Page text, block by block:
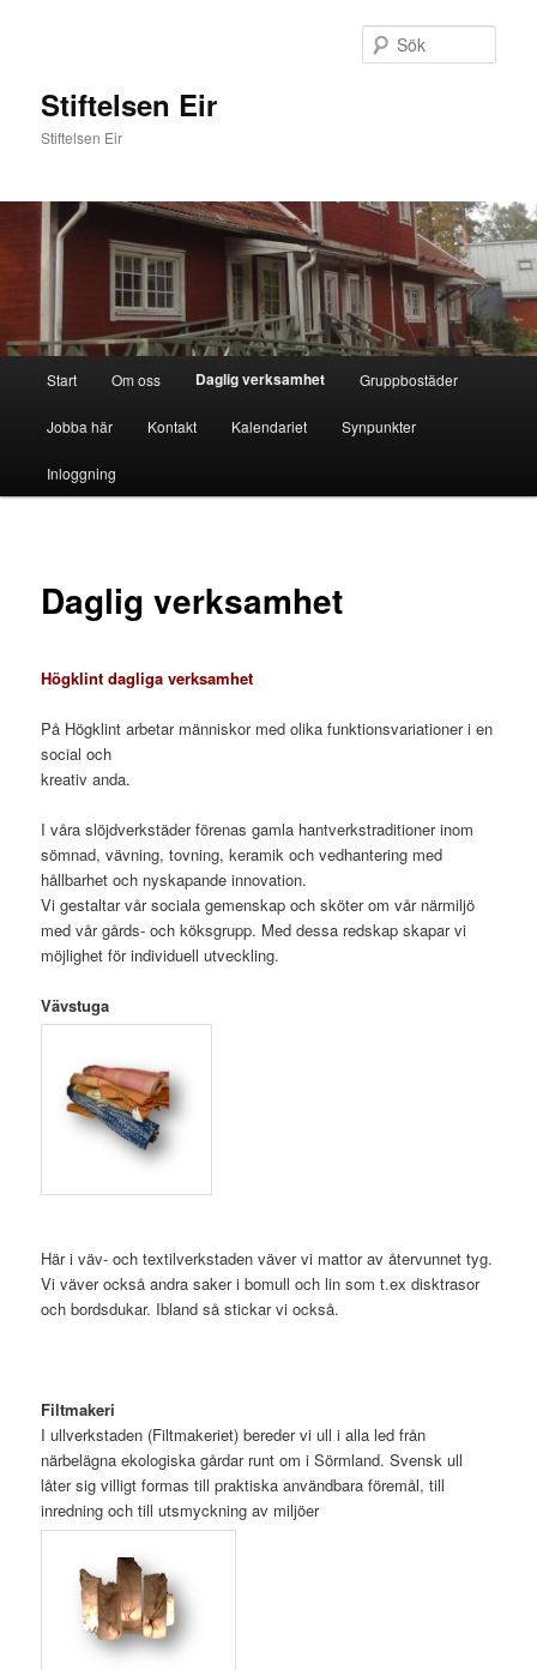
Stiftelsen Eir
Stiftelsen Eir
Start Om oss Daglig verksamhet Gruppbostäder
Jobba här Kontakt Kalendariet Synpunkter
Inloggning
Daglig verksamhet
Högklint dagliga verksamhet
På Högklint arbetar människor med olika funktionsvariationer i en
social och
kreativ anda.
I våra slöjdverkstäder förenas gamla hantverkstraditioner inom
sömnad, vävning, tovning, keramik och vedhantering med
hållbarhet och nyskapande innovation.
Vi gestaltar vår sociala gemenskap och sköter om vår närmiljö
med vår gårds- och köksgrupp. Med dessa redskap skapar vi
möjlighet för individuell utveckling.
Vävstuga
Här i väv- och textilverkstaden väver vi mattor av återvunnet tyg.
Vi väver också andra saker i bomull och lin som t.ex disktrasor
och bordsdukar. Ibland så stickar vi också.
Filtmakeri
I ullverkstaden (Filtmakeriet) bereder vi ull i alla led från
närbelägna ekologiska gårdar runt om i Sörmland. Svensk ull
låter sig villigt formas till praktiska användbara föremål, till
inredning och till utsmyckning av miljöer